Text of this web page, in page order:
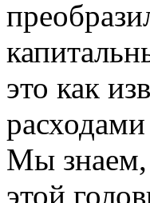
это как
Мы знаем,
этой